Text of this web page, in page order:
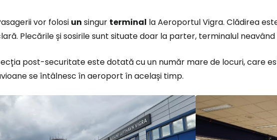
vor folosi un singur terminal la Aeroportul Vigra. Clădirea
Plecările și sosirile sunt situate doar la parter, terminalul
post-securitate este dotată cu un număr mare de locuri, care
se întâlnesc în aeroport în același timp.